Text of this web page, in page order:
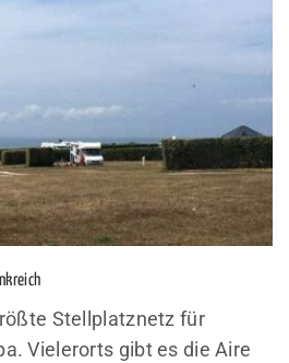
Stellplatznetz für
Vielerorts gibt es die Aire